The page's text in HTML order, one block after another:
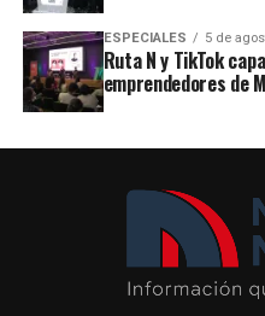
ESPECIALES 5 de
Ruta N y TikTok
emprendedores de